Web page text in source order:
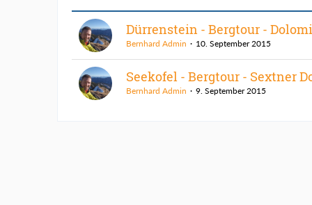
Dürrenstein - Bergtour -
Bernhard Admin 10. September 2015
Seekofel - Bergtour - Sextner
Bernhard Admin 9. September 2015